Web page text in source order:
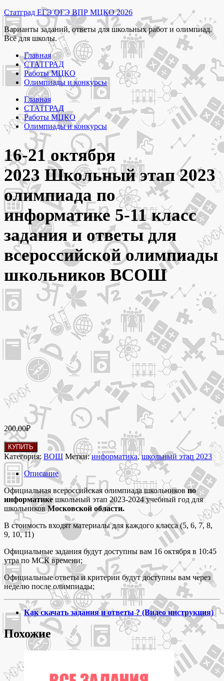
Перейти
к
содержимому
Статград ЕГЭ ОГЭ ВПР МЦКО 2026
Варианты заданий, ответы для школьных работ и олимпиад.
Всё для школы.
Главная
СТАТГРАД
Работы МЦКО
Олимпиады и конкурсы
Главная
СТАТГРАД
Работы МЦКО
Олимпиады и конкурсы
16-21 октября
2023 Школьный этап 2023
олимпиада по
информатике 5-11 класс
задания и ответы для
всероссийской олимпиады
школьников ВСОШ
200.00₽
Количество
товара
16-
21
октября
2023 Школьный
этап
2023
олимпиада
по
информатике
11
класс
задания
и
ответы
для
всероссийской
олимпиады
школьников
ВСОШ
КУПИТЬ
Категория: ВОШ Метки:информатика,школьный этап 2023
Описание
Официальная всероссийская олимпиада школьниковпо
информатикешкольный этап 2023-2024 учебный год для
школьников Московской области.
В стоимость входят материалы для каждого класса (5, 6, 7, 8,
9, 10, 11)
Официальные задания будут доступны вам 16 октября в 10:45
утра по МСК времени;
Официальные ответы и критерии будут доступны вам через
неделю после олимпиады;
Как скачать задания и ответы ? (Видео инструкция)
Похожие